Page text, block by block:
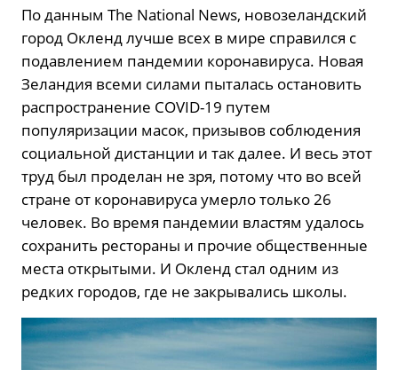
По данным The National News, новозеландский
город Окленд лучше всех в мире справился с
подавлением пандемии коронавируса. Новая
Зеландия всеми силами пыталась остановить
распространение COVID-19 путем
популяризации масок, призывов соблюдения
социальной дистанции и так далее. И весь этот
труд был проделан не зря, потому что во всей
стране от коронавируса умерло только 26
человек. Во время пандемии властям удалось
сохранить рестораны и прочие общественные
места открытыми. И Окленд стал одним из
редких городов, где не закрывались школы.